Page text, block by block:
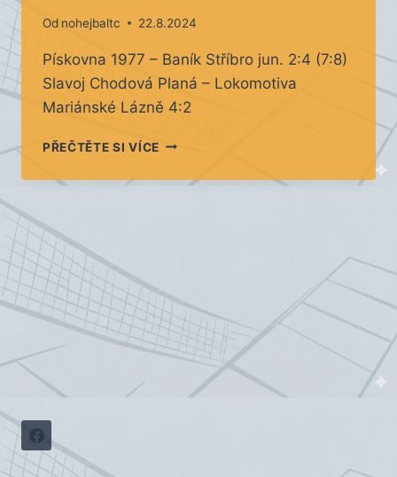
Od nohejbaltc 22.8.2024
Pískovna 1977 – Baník Stříbro jun. 2:4 (7:8)
Slavoj Chodová Planá – Lokomotiva
Mariánské Lázně 4:2
PŘEČTĚTE SI VÍCEDOHRÁVKY
21.8.